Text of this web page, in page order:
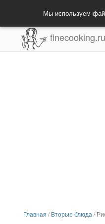
Мы используем
finecooking.ru
Главная /Вторые блюда /